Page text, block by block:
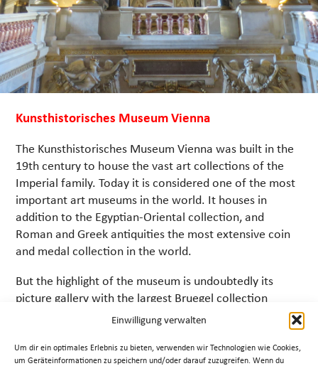
Einwilligung verwalten
Um dir ein optimales Erlebnis zu bieten, verwenden wir Technologien wie Cookies,
um Geräteinformationen zu speichern und/oder darauf zuzugreifen. Wenn du
Kunsthistorisches Museum Vienna
The Kunsthistorisches Museum Vienna was built in the
19th century to house the vast art collections of the
Imperial family. Today it is considered one of the most
important art museums in the world. It houses in
addition to the Egyptian-Oriental collection, and
Roman and Greek antiquities the most extensive coin
and medal collection in the world.
But the highlight of the museum is undoubtedly its
picture gallery with the largest Bruegel collection
worldwide, and masterpieces by Rubens, Dürer,
Rembrandt.